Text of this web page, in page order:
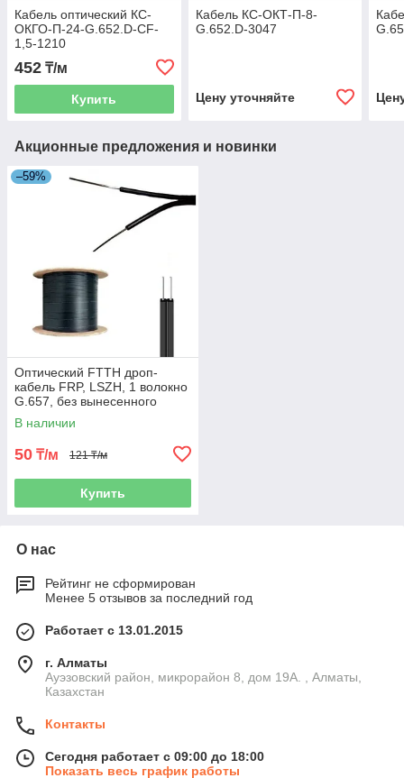
Кабель оптический КС-
ОКГО-П-24-G.652.D-CF-
1,5-1210
452 ₸/м
Купить
Кабель КС-ОКТ-П-8-
G.652.D-3047
Цену уточняйте
Акционные предложения и новинки
–59%
Оптический FTTH дроп-
кабель FRP, LSZH, 1 волокно
G.657, без вынесенного
силового элемента
В наличии
50 ₸/м 121 ₸/м
Купить
О нас
Рейтинг не сформирован
Менее 5 отзывов за последний год
Работает с 13.01.2015
г. Алматы
Ауэзовский район, микрорайон 8, дом 19А. , Алматы,
Казахстан
Контакты
Сегодня работает с 09:00 до 18:00
Показать весь график работы